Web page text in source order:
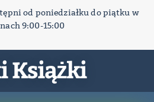
od poniedziałku do piątku w
9:00-15:00
Książki